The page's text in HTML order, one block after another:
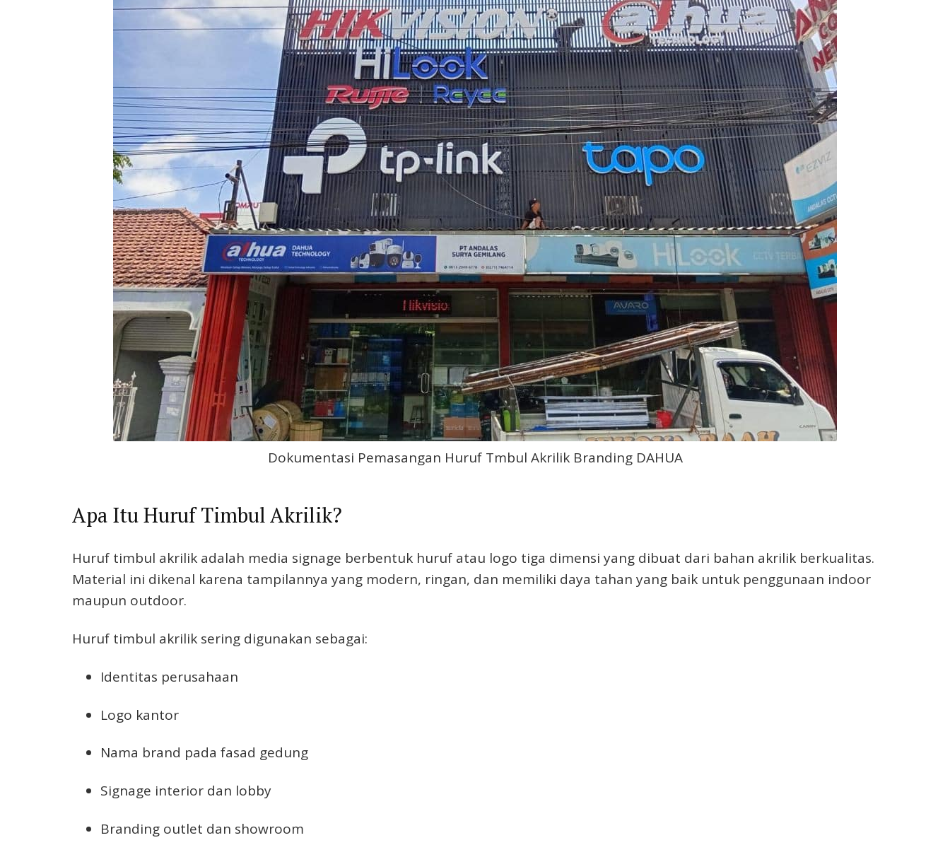
Dokumentasi Pemasangan Huruf Tmbul Akrilik Branding DAHUA
Apa Itu Huruf Timbul Akrilik?
Huruf timbul akrilik adalah media signage berbentuk huruf atau logo tiga dimensi yang dibuat dari bahan akrilik berkualitas.
Material ini dikenal karena tampilannya yang modern, ringan, dan memiliki daya tahan yang baik untuk penggunaan indoor
maupun outdoor.
Huruf timbul akrilik sering digunakan sebagai:
Identitas perusahaan
Logo kantor
Nama brand pada fasad gedung
Signage interior dan lobby
Branding outlet dan showroom